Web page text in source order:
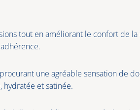
tout en améliorant le confort de
une agréable sensation de
hydratée et satinée.